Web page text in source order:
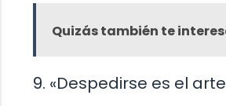
Quizás también te
9. «Despedirse es el